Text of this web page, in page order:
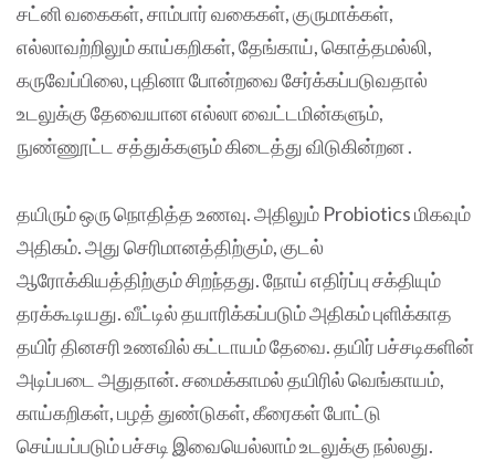
சட்னி வகைகள், சாம்பார் வகைகள், குருமாக்கள்,
எல்லாவற்றிலும் காய்கறிகள், தேங்காய், கொத்தமல்லி,
கருவேப்பிலை, புதினா போன்றவை சேர்க்கப்படுவதால்
உடலுக்கு தேவையான எல்லா வைட்டமின்களும்,
நுண்ணூட்ட சத்துக்களும் கிடைத்து விடுகின்றன .
தயிரும் ஒரு நொதித்த உணவு. அதிலும் Probiotics மிகவும்
அதிகம். அது செரிமானத்திற்கும், குடல்
ஆரோக்கியத்திற்கும் சிறந்தது. நோய் எதிர்ப்பு சக்தியும்
தரக்கூடியது. வீட்டில் தயாரிக்கப்படும் அதிகம் புளிக்காத
தயிர் தினசரி உணவில் கட்டாயம் தேவை. தயிர் பச்சடிகளின்
அடிப்படை அதுதான். சமைக்காமல் தயிரில் வெங்காயம்,
காய்கறிகள், பழத் துண்டுகள், கீரைகள் போட்டு
செய்யப்படும் பச்சடி இவையெல்லாம் உடலுக்கு நல்லது.